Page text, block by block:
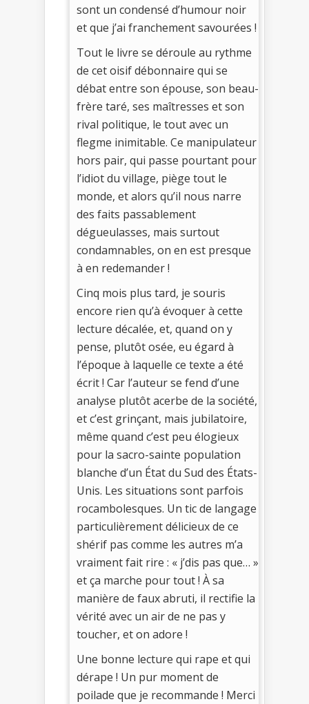
sont un condensé d’humour noir
et que j’ai franchement savourées !
Tout le livre se déroule au rythme
de cet oisif débonnaire qui se
débat entre son épouse, son beau-
frère taré, ses maîtresses et son
rival politique, le tout avec un
flegme inimitable. Ce manipulateur
hors pair, qui passe pourtant pour
l’idiot du village, piège tout le
monde, et alors qu’il nous narre
des faits passablement
dégueulasses, mais surtout
condamnables, on en est presque
à en redemander !
Cinq mois plus tard, je souris
encore rien qu’à évoquer à cette
lecture décalée, et, quand on y
pense, plutôt osée, eu égard à
l’époque à laquelle ce texte a été
écrit ! Car l’auteur se fend d’une
analyse plutôt acerbe de la société,
et c’est grinçant, mais jubilatoire,
même quand c’est peu élogieux
pour la sacro-sainte population
blanche d’un État du Sud des États-
Unis. Les situations sont parfois
rocambolesques. Un tic de langage
particulièrement délicieux de ce
shérif pas comme les autres m’a
vraiment fait rire : « j’dis pas que… »
et ça marche pour tout ! À sa
manière de faux abruti, il rectifie la
vérité avec un air de ne pas y
toucher, et on adore !
Une bonne lecture qui rape et qui
dérape ! Un pur moment de
poilade que je recommande ! Merci